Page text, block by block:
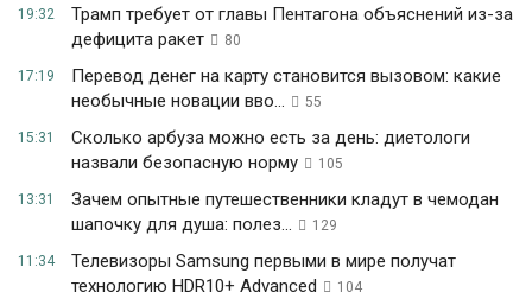
19:32
Трамп требует от главы Пентагона объяснений из-за
дефицита ракет
80
17:19
Перевод денег на карту становится вызовом: какие
необычные новации вво...
55
15:31
Сколько арбуза можно есть за день: диетологи
назвали безопасную норму
105
13:31
Зачем опытные путешественники кладут в чемодан
шапочку для душа: полез...
129
11:34
Телевизоры Samsung первыми в мире получат
технологию HDR10+ Advanced
104